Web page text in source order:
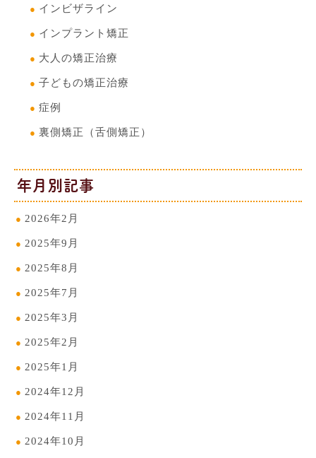
インビザライン
インプラント矯正
大人の矯正治療
子どもの矯正治療
症例
裏側矯正（舌側矯正）
年月別記事
2026年2月
2025年9月
2025年8月
2025年7月
2025年3月
2025年2月
2025年1月
2024年12月
2024年11月
2024年10月